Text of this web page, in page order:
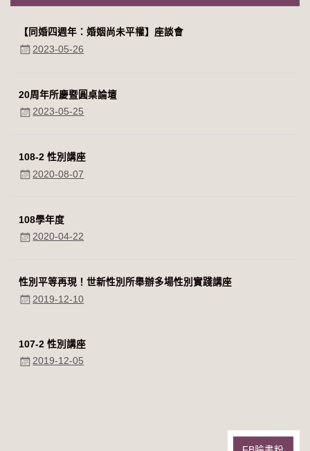
【同婚四週年：婚姻尚未平權】座談會
2023-05-26
20周年所慶暨圓桌論壇
2023-05-25
108-2 性別講座
2020-08-07
108學年度
2020-04-22
性別平等再現！世新性別所舉辦多場性別實踐講座
2019-12-10
107-2 性別講座
2019-12-05